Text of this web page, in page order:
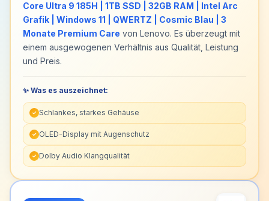
Core Ultra 9 185H | 1TB SSD | 32GB RAM | Intel Arc
Grafik | Windows 11 | QWERTZ | Cosmic Blau | 3
Monate Premium Care von Lenovo. Es überzeugt mit
einem ausgewogenen Verhältnis aus Qualität, Leistung
und Preis.
✨ Was es auszeichnet:
✓ Schlankes, starkes Gehäuse
✓ OLED-Display mit Augenschutz
✓ Dolby Audio Klangqualität